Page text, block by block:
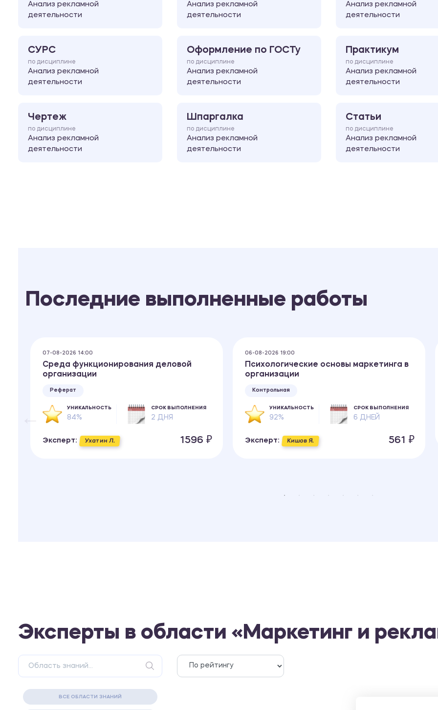
Анализ рекламной
деятельности
Анализ рекламной
деятельности
Анализ рекламной
деятельности
СУРС
по дисциплине
Анализ рекламной
деятельности
Оформление по ГОСТу
по дисциплине
Анализ рекламной
деятельности
Практикум
по дисциплине
Анализ рекламной
деятельности
Чертеж
по дисциплине
Анализ рекламной
деятельности
Шпаргалка
по дисциплине
Анализ рекламной
деятельности
Статьи
по дисциплине
Анализ рекламной
деятельности
Последние выполненные работы
07-08-2026 14:00
Среда функционирования деловой
организации
Реферат
УНИКАЛЬНОСТЬ
84%
СРОК ВЫПОЛНЕНИЯ
2 ДНЯ
Эксперт: Ухатин Л. 1596 ₽
06-08-2026 19:00
Психологические основы маркетинга в
организации
Контрольная
УНИКАЛЬНОСТЬ
92%
СРОК ВЫПОЛНЕНИЯ
6 ДНЕЙ
Эксперт: Кишов Я. 561 ₽
Эксперты в области «Маркетинг и
ВСЕ ОБЛАСТИ ЗНАНИЙ